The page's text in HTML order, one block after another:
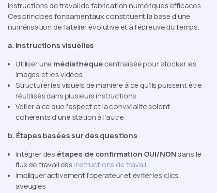
instructions de travail de fabrication numériques efficaces.
Ces principes fondamentaux constituent la base d'une
numérisation de l'atelier évolutive et à l'épreuve du temps.
a. Instructions visuelles
Utiliser une médiathèquecentralisée pour stocker les
images et les vidéos.
Structurer les visuels de manière à ce qu'ils puissent être
réutilisés dans plusieurs instructions.
Veiller à ce que l'aspect et la convivialité soient
cohérents d'une station à l'autre
b. Étapes basées sur des questions
Intégrer des étapes de confirmation OUI/NONdans le
flux de travail des instructions de travail
Impliquer activement l'opérateur et éviter les clics
aveugles